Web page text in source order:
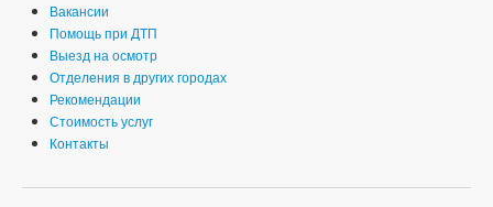
Вакансии
Помощь при ДТП
Выезд на осмотр
Отделения в других городах
Рекомендации
Стоимость услуг
Контакты